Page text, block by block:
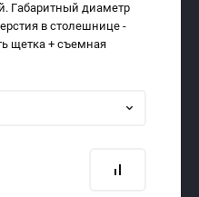
Габаритный диаметр
в столешнице -
щетка + съемная